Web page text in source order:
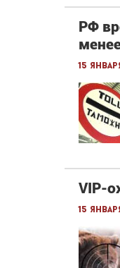
РФ
15
VIP-
15